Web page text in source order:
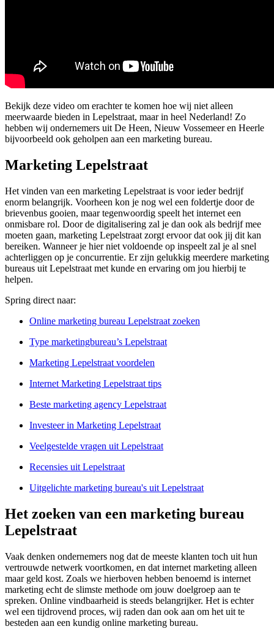
Bekijk deze video om erachter te komen hoe wij niet alleen
meerwaarde bieden in Lepelstraat, maar in heel Nederland! Zo
hebben wij ondernemers uit De Heen, Nieuw Vossemeer en Heerle
bijvoorbeeld ook geholpen aan een marketing bureau.
Marketing Lepelstraat
Het vinden van een marketing Lepelstraat is voor ieder bedrijf
enorm belangrijk. Voorheen kon je nog wel een foldertje door de
brievenbus gooien, maar tegenwoordig speelt het internet een
onmisbare rol. Door de digitalisering zal je dan ook als bedrijf mee
moeten gaan, marketing Lepelstraat zorgt ervoor dat ook jij dit kan
bereiken. Wanneer je hier niet voldoende op inspeelt zal je al snel
achterliggen op je concurrentie. Er zijn gelukkig meerdere marketing
bureaus uit Lepelstraat met kunde en ervaring om jou hierbij te
helpen.
Spring direct naar:
Online marketing bureau Lepelstraat zoeken
Type marketingbureau’s Lepelstraat
Marketing Lepelstraat voordelen
Internet Marketing Lepelstraat tips
Beste marketing agency Lepelstraat
Investeer in Marketing Lepelstraat
Veelgestelde vragen uit Lepelstraat
Recensies uit Lepelstraat
Uitgelichte marketing bureau's uit Lepelstraat
Het zoeken van een marketing bureau
Lepelstraat
Vaak denken ondernemers nog dat de meeste klanten toch uit hun
vertrouwde netwerk voortkomen, en dat internet marketing alleen
maar geld kost. Zoals we hierboven hebben benoemd is internet
marketing echt de slimste methode om jouw doelgroep aan te
spreken. Online vindbaarheid is steeds belangrijker. Het is echter
wel een tijdrovend proces, wij raden dan ook aan om het uit te
besteden aan een kundig online marketing bureau.